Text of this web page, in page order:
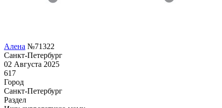
Алена №71322
Санкт-Петербург
02 Августа 2025
617
Город
Санкт-Петербург
Раздел